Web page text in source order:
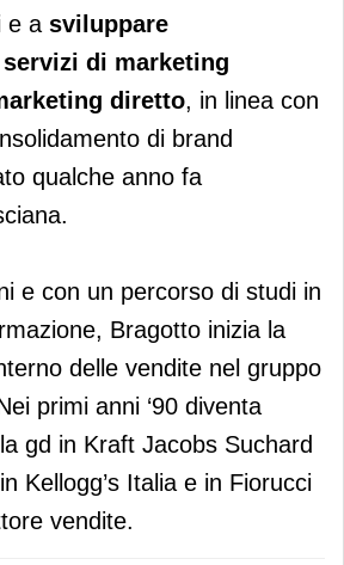
e a sviluppare
di marketing
diretto, in linea con
di brand
qualche anno fa
e con un percorso di studi in
Bragotto inizia la
delle vendite nel gruppo
primi anni ‘90 diventa
gd in Kraft Jacobs Suchard
Kellogg’s Italia e in Fiorucci
vendite.